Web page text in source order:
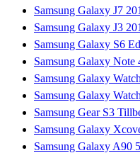
Samsung Galaxy J7
Samsung Galaxy J3
Samsung Galaxy S6
Samsung Galaxy Note
Samsung Galaxy
Samsung Galaxy
Samsung Gear S3
Samsung Galaxy
Samsung Galaxy A90